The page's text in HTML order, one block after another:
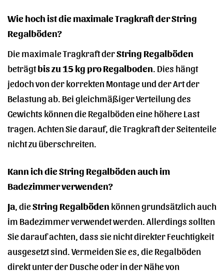
Wie hoch ist die maximale Tragkraft der String
Regalböden?
Die maximale Tragkraft derString Regalböden
beträgtbis zu 15 kg pro Regalboden . Dies hängt
jedoch von der korrekten Montage und der Art der
Belastung ab. Bei gleichmäßiger Verteilung des
Gewichts können die Regalböden eine höhere Last
tragen. Achten Sie darauf, die Tragkraft der Seitenteile
nicht zu überschreiten.
Kann ich die String Regalböden auch im
Badezimmer verwenden?
Ja , dieString Regalböden können grundsätzlich auch
im Badezimmer verwendet werden. Allerdings sollten
Sie darauf achten, dass sie nicht direkter Feuchtigkeit
ausgesetzt sind. Vermeiden Sie es, die Regalböden
direkt unter der Dusche oder in der Nähe von